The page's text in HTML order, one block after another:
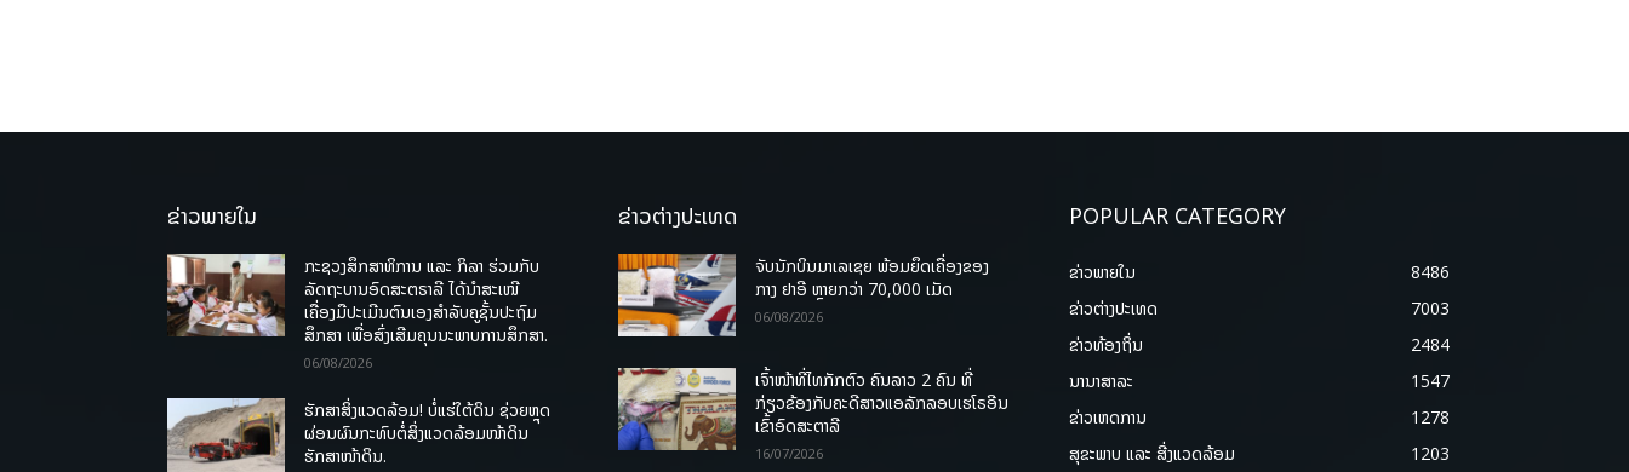
ຂ່າວພາຍໃນ
ກະຊວງສຶກສາທິການ ແລະ ກິລາ ຮ່ວມກັບ
ລັດຖະບານອົດສະຕຣາລີ ໄດ້ນຳສະເໜີ
ເຄື່ອງມືປະເມີນຕົນເອງສຳລັບຄູຊັ້ນປະຖົມ
ສຶກສາ ເພື່ອສົ່ງເສີມຄຸນນະພາບການສຶກສາ.
06/08/2026
ຮັກສາສິ່ງແວດລ້ອມ! ບໍ່ແຮ່ໃຕ້ດິນ ຊ່ວຍຫຼຸດ
ຜ່ອນຜົນກະທົບຕໍ່ສິ່ງແວດລ້ອມໜ້າດິນ
ຮັກສາໜ້າດິນ.
ຂ່າວຕ່າງປະເທດ
ຈັບນັກບິນມາເລເຊຍ ພ້ອມຍຶດເຄື່ອງຂອງ
ກາງ ຢາອີ ຫຼາຍກວ່າ 70,000 ເມັດ
06/08/2026
ເຈົ້າໜ້າທີ່ໄທກັກຕົວ ຄົນລາວ 2 ຄົນ ທີ່
ກ່ຽວຂ້ອງກັບຄະດີສາວແອລັກລອບເຮໂຣອີນ
ເຂົ້າອົດສະຕາລີ
16/07/2026
POPULAR CATEGORY
ຂ່າວພາຍ​ໃນ
8486
ຂ່າວຕ່າງປະເທດ
7003
ຂ່າວທ້ອງຖິ່ນ
2484
ນານາສາລະ
1547
ຂ່າວເຫດການ
1278
ສຸຂະພາບ ແລະ ສີ່ງແວດລ້ອມ
1203